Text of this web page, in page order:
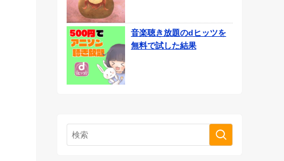
音楽聴き放題のdヒッツを
無料で試した結果